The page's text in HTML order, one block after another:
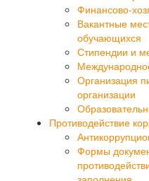
Финансово-
Вакантные
обучающихся
Стипендии и
Организация
организации
Противодействие
Формы